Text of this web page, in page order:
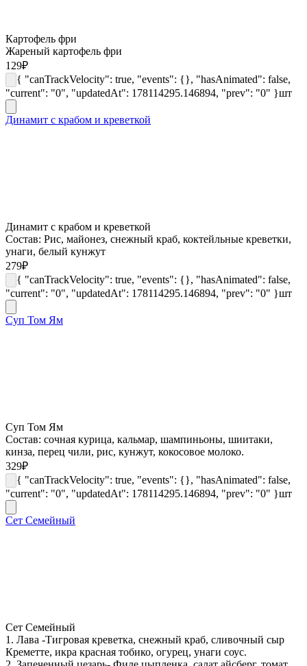
Картофель фри
Жареный картофель фри
129₽
{ "canTrackVelocity": true, "events": {}, "hasAnimated": false,
"current": "0", "updatedAt": 178114295.146894, "prev": "0" }шт
Динамит с крабом и креветкой
Динамит с крабом и креветкой
Состав: Рис, майонез, снежный краб, коктейльные креветки,
унаги, белый кунжут
279₽
{ "canTrackVelocity": true, "events": {}, "hasAnimated": false,
"current": "0", "updatedAt": 178114295.146894, "prev": "0" }шт
Суп Том Ям
Суп Том Ям
Состав: сочная курица, кальмар, шампиньоны, шиитаки,
кинза, перец чили, рис, кунжут, кокосовое молоко.
329₽
{ "canTrackVelocity": true, "events": {}, "hasAnimated": false,
"current": "0", "updatedAt": 178114295.146894, "prev": "0" }шт
Сет Семейный
Сет Семейный
1. Лава -Тигровая креветка, снежный краб, сливочный сыр
Креметте, икра красная тобико, огурец, унаги соус.